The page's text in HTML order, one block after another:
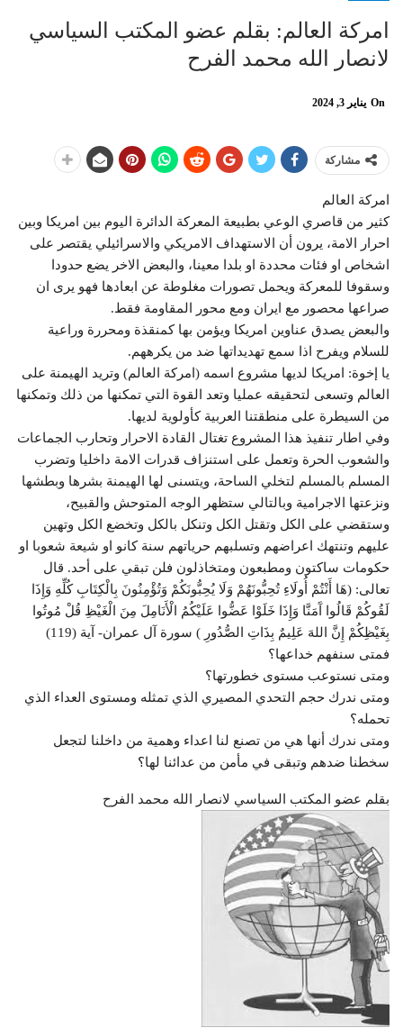
امركة العالم: بقلم عضو المكتب السياسي
لانصار الله محمد الفرح
On يناير 3, 2024
مشاركة
امركة العالم
كثير من قاصري الوعي بطبيعة المعركة الدائرة اليوم بين امريكا وبين
احرار الامة، يرون أن الاستهداف الامريكي والاسرائيلي يقتصر على
اشخاص او فئات محددة او بلدا معينا، والبعض الاخر يضع حدودا
وسقوفا للمعركة ويحمل تصورات مغلوطة عن ابعادها فهو يرى ان
صراعها محصور مع ايران ومع محور المقاومة فقط.
والبعض يصدق عناوين امريكا ويؤمن بها كمنقذة ومحررة وراعية
للسلام ويفرح اذا سمع تهديداتها ضد من يكرههم.
يا إخوة: امريكا لديها مشروع اسمه (امركة العالم) وتريد الهيمنة على
العالم وتسعى لتحقيقه عمليا وتعد القوة التي تمكنها من ذلك وتمكنها
من السيطرة على منطقتنا العربية كأولوية لديها.
وفي اطار تنفيذ هذا المشروع تغتال القادة الاحرار وتحارب الجماعات
والشعوب الحرة وتعمل على استنزاف قدرات الامة داخليا وتضرب
المسلم بالمسلم لتخلي الساحة، ويتسنى لها الهيمنة بشرها وبطشها
ونزعتها الاجرامية وبالتالي ستظهر الوجه المتوحش والقبيح،
وستقضي على الكل وتقتل الكل وتنكل بالكل وتخضع الكل وتهين
عليهم وتنتهك اعراضهم وتسلبهم حرياتهم سنة كانو او شيعة شعوبا او
حكومات ساكتون ومطبعون ومتخاذلون فلن تبقي على أحد. قال
تعالى: (هَا أَنْتُمْ أُولَاءِ تُحِبُّونَهُمْ وَلَا يُحِبُّونَكُمْ وَتُؤْمِنُونَ بِالْكِتَابِ كُلِّهِ وَإِذَا
لَقُوكُمْ قَالُوا آَمَنَّا وَإِذَا خَلَوْا عَضُّوا عَلَيْكُمُ الْأَنَامِلَ مِنَ الْغَيْظِ قُلْ مُوتُوا
بِغَيْظِكُمْ إِنَّ اللهَ عَلِيمٌ بِذَاتِ الصُّدُورِ ) سورة آل عمران- آية (119)
فمتى سنفهم خداعها؟
ومتى نستوعب مستوى خطورتها؟
ومتى ندرك حجم التحدي المصيري الذي تمثله ومستوى العداء الذي
تحمله؟
ومتى ندرك أنها هي من تصنع لنا اعداء وهمية من داخلنا لتجعل
سخطنا ضدهم وتبقى في مأمن من عدائنا لها؟
بقلم عضو المكتب السياسي لانصار الله محمد الفرح